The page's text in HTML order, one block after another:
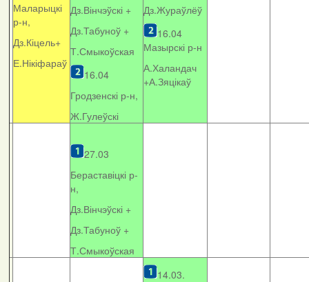
Маларыцкі
р-н,
Дз.Кіцель+
Е.Нікіфараў
Дз.Вінчэўскі +
Дз.Табуноў +
Т.Смыкоўская
16.04
Гродзенскі р-н,
Ж.Гулеўскі
Дз.Жураўлёў
16.04
Мазырскі р-н
А.Халандач
+А.Зяцікаў
27.03
Бераставіцкі р-
н,
Дз.Вінчэўскі +
Дз.Табуноў +
Т.Смыкоўская
14.03.